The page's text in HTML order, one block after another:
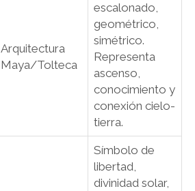
Arquitectura
Maya/Tolteca
escalonado,
geométrico,
simétrico.
Representa
ascenso,
conocimiento y
conexión cielo-
tierra.
Símbolo de
libertad,
divinidad solar,